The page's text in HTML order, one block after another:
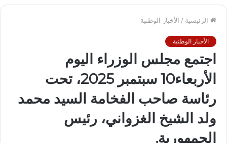
الرئيسية / الأخبار الوطنية
الأخبار الوطنية
اجتمع مجلس الوزراء اليوم
الأربعاء10 سبتمبر 2025، تحت
رئاسة صاحب الفخامة السيد محمد
ولد الشيخ الغزواني، رئيس
الجمهورية.